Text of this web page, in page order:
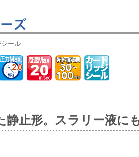
ール
静止形。スラリー液に